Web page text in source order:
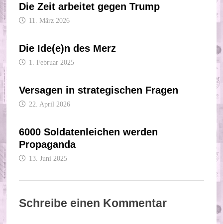
Die Zeit arbeitet gegen Trump
11. März 2026
Die Ide(e)n des Merz
1. Februar 2025
Versagen in strategischen Fragen
22. April 2026
6000 Soldatenleichen werden
Propaganda
13. Juni 2025
Schreibe einen Kommentar